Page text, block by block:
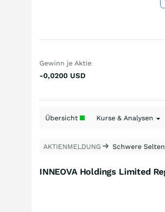
Gewinn je Aktie
-0,0200 USD
Übersicht Kurse & Analysen
AKTIENMELDUNG Schwere
INNEOVA Holdings Limited